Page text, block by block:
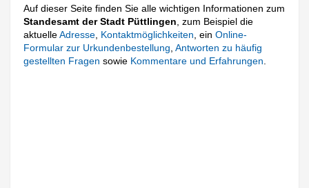
Auf dieser Seite finden Sie alle wichtigen Informationen zum
Standesamt der Stadt Püttlingen , zum Beispiel die
aktuelleAdresse Kontaktmöglichkeiten , einOnline-
Formular zur Urkundenbestellung ,Antworten zu häufig
gestellten Fragen sowie Kommentare und Erfahrungen